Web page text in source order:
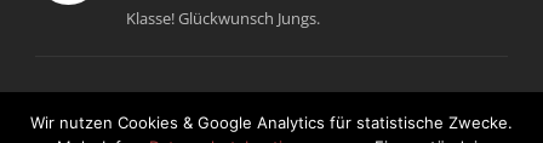
Klasse! Glückwunsch Jungs.
Wir nutzen Cookies & Google Analytics für statistische Zwecke.